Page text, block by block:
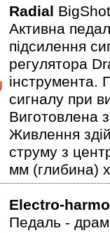
Radial
Активна
підсилення
регулятора
інструмента.
сигналу при
Виготовлена з
Живлення
струму з
мм (глибина)
Electro-
Педаль -